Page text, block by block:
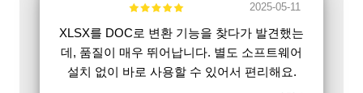
2025-05-11
XLSX를 DOC로 변환 기능을 찾다가 발견했는
데, 품질이 매우 뛰어납니다. 별도 소프트웨어
설치 없이 바로 사용할 수 있어서 편리해요.